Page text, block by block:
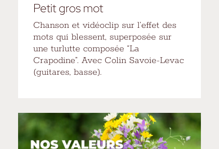
Petit gros mot
Chanson et vidéoclip sur l’effet des
mots qui blessent, superposée sur
une turlutte composée “La
Crapodine”. Avec Colin Savoie-Levac
(guitares, basse).